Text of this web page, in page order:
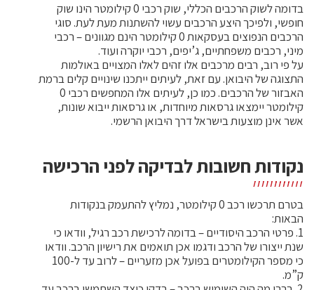
בדומה לשוק הרכבים הכללי, שוק רכבי 0 קילומטר הינו שוק
חופשי, ולפיכך היצע הרכבים עשוי להשתנות מעת לעת. סוגי
הרכבים הנפוצים בעסקאות 0 קילומטר הינם מגוונים – רכבי
מיני, רכבים משפחתיים, ג’יפים, רכבי יוקרה ועוד.
על פי רוב, רבים מרכבים אלו זהים לאלו המצויים באולמות
התצוגה של היבואן. עם זאת, לעיתים ייתכנו שינויים קלים ברמת
האבזור של הרכבים. כמו כן, לעיתים אלו המחפשים רכבי 0
קילומטר יימצאו גרסאות מיוחדות, או גרסאות ייבוא שונות,
אשר אינן מוצעות בישראל דרך היבואן הרשמי.
נקודות חשובות לבדיקה לפני הרכישה
בטרם תרכשו רכב 0 קילומטר, נמליץ להתעמק בנקודות
הבאות:
1. פרטי הרכב היסודיים – בדומה לרכישת רכב רגיל, וודאו כי
שנת ייצורו של הרכב ודגמו אכן תואמים את רישיון הרכב. וודאו
כי מספר הקילומטרים בפועל אכן מזעריים – לרוב עד ל-100
ק”מ.